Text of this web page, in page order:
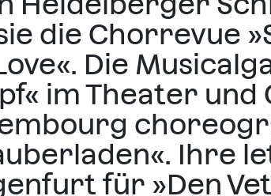
die Chorrevue
Die
im Theater
Ihre
für »Den